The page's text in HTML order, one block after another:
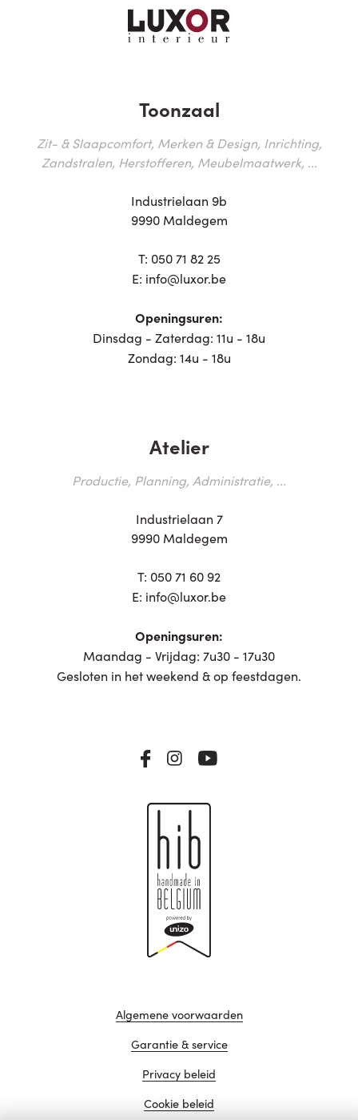
Toonzaal
Zit- & Slaapcomfort, Merken & Design, Inrichting,
Zandstralen, Herstofferen, Meubelmaatwerk, ...
Industrielaan 9b
9990 Maldegem
T: 050 71 82 25
E: info@luxor.be
Openingsuren:
Dinsdag - Zaterdag: 11u - 18u
Zondag: 14u - 18u
Atelier
Productie, Planning, Administratie, ...
Industrielaan 7
9990 Maldegem
T: 050 71 60 92
E: info@luxor.be
Openingsuren:
Maandag - Vrijdag: 7u30 - 17u30
Gesloten in het weekend & op feestdagen.
Algemene voorwaarden
Garantie & service
Privacy beleid
Cookie beleid